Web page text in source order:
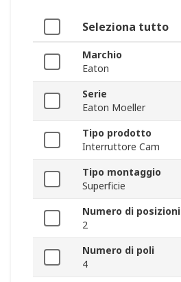
Seleziona tutto
Marchio
Eaton
Serie
Eaton Moeller
Tipo prodotto
Interruttore Cam
Tipo montaggio
Superficie
Numero di posizioni
2
Numero di poli
4